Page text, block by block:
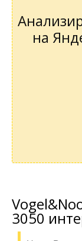
на
3050